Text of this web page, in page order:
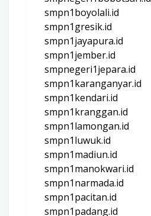
smpn1boyolali.id
smpn1gresik.id
smpn1jayapura.id
smpn1jember.id
smpnegeri1jepara.id
smpn1karanganyar.id
smpn1kendari.id
smpn1kranggan.id
smpn1lamongan.id
smpn1luwuk.id
smpn1madiun.id
smpn1manokwari.id
smpn1narmada.id
smpn1pacitan.id
smpn1padang.id